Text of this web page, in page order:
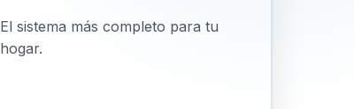
El sistema más completo para tu
hogar.